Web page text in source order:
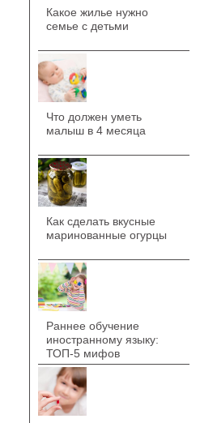
Какое жилье нужно
семье с детьми
Что должен уметь
малыш в 4 месяца
Как сделать вкусные
маринованные огурцы
Раннее обучение
иностранному языку:
ТОП-5 мифов